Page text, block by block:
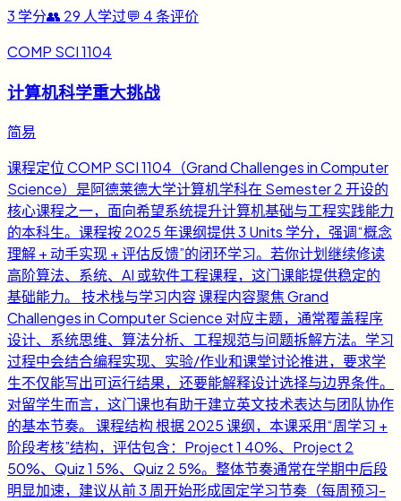
3 学分👥 29 人学过💬 4条评价
COMP SCI 1104
计算机科学重大挑战
简易
课程定位 COMP SCI 1104（Grand Challenges in Computer
Science）是阿德莱德大学计算机学科在 Semester 2 开设的
核心课程之一，面向希望系统提升计算机基础与工程实践能力
的本科生。课程按 2025 年课纲提供 3 Units 学分，强调“概念
理解 + 动手实现 + 评估反馈”的闭环学习。若你计划继续修读
高阶算法、系统、AI 或软件工程课程，这门课能提供稳定的
基础能力。 技术栈与学习内容 课程内容聚焦 Grand
Challenges in Computer Science 对应主题，通常覆盖程序
设计、系统思维、算法分析、工程规范与问题拆解方法。学习
过程中会结合编程实现、实验/作业和课堂讨论推进，要求学
生不仅能写出可运行结果，还要能解释设计选择与边界条件。
对留学生而言，这门课也有助于建立英文技术表达与团队协作
的基本节奏。 课程结构 根据 2025 课纲，本课采用“周学习 +
阶段考核”结构，评估包含：Project 1 40%、Project 2
50%、Quiz 1 5%、Quiz 2 5%。整体节奏通常在学期中后段
明显加速，建议从前 3 周开始形成固定学习节奏（每周预习-